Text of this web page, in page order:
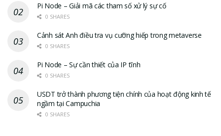
Pi Node – Giải mã các tham số xử lý sự cố
0 SHARES
Cảnh sát Anh điều tra vụ cưỡng hiếp trong metaverse
0 SHARES
Pi Node – Sự cần thiết của IP tĩnh
0 SHARES
USDT trở thành phương tiện chính của hoạt động kinh tế
ngầm tại Campuchia
0 SHARES